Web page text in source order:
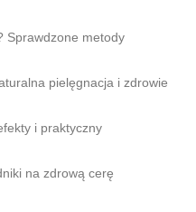
Sprawdzone metody
pielęgnacja i zdrowie
i praktyczny
na zdrową cerę